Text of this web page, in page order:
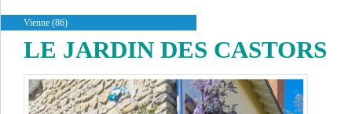
Vienne (86)
LE JARDIN DES CASTORS